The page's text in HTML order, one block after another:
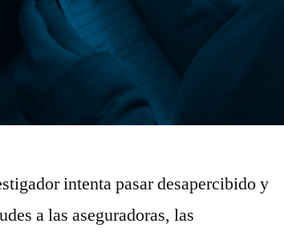
intenta pasar desapercibido y
a las aseguradoras, las